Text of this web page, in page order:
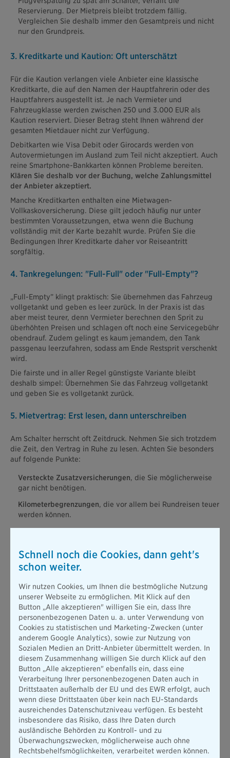
Reservierung. Der Mietpreis bleibt trotzdem fällig.
Vergleichen Sie deshalb immer den Gesamtpreis und nicht
nur den Grundpreis.
3. Kreditkarte und Kaution: Oft unterschätzt
Für die Kaution verlangen viele Anbieter eine klassische
Kreditkarte, die auf den Namen der Hauptfahrerin oder des
Hauptfahrers ausgestellt ist. Je nach Vermieter und
Fahrzeugklasse werden zwischen 250 und 3.000 EUR als
Kaution reserviert. Dieser Betrag steht Ihnen während der
gesamten Mietdauer nicht zur Verfügung.
Debitkarten wie Visa Debit oder Girocards werden von
Autovermietungen im Ausland zum Teil nicht akzeptiert. Auch
reine Smartphone-Bankkarten können Probleme bereiten.
Klären Sie deshalb vor der Buchung, welche Zahlungsmittel
der Anbieter akzeptiert.
Manche Kreditkarten enthalten eine Mietwagen-
Vollkaskoversicherung. Diese gilt jedoch häufig nur unter
bestimmten Voraussetzungen, etwa wenn die Buchung
vollständig mit der Karte bezahlt wurde. Prüfen Sie die
Bedingungen Ihrer Kreditkarte daher vor Reiseantritt
sorgfältig.
4. Tankregelungen: "Full-Full" oder "Full-Empty"?
„Full-Empty” klingt praktisch: Sie übernehmen das Fahrzeug
vollgetankt und geben es leer zurück. In der Praxis ist das
aber meist teurer, denn Vermieter berechnen den Sprit zu
überhöhten Preisen und schlagen oft noch eine Servicegebühr
obendrauf. Zudem gelingt es kaum jemandem, den Tank
passgenau leerzufahren, sodass am Ende Restsprit verschenkt
wird.
Die fairste und in aller Regel günstigste Variante bleibt
deshalb simpel: Übernehmen Sie das Fahrzeug vollgetankt
und geben Sie es vollgetankt zurück.
5. Mietvertrag: Erst lesen, dann unterschreiben
Am Schalter herrscht oft Zeitdruck. Nehmen Sie sich trotzdem
die Zeit, den Vertrag in Ruhe zu lesen. Achten Sie besonders
auf folgende Punkte:
Versteckte Zusatzversicherungen, die Sie möglicherweise
gar nicht benötigen.
Kilometerbegrenzungen, die vor allem bei Rundreisen teuer
werden können.
Grenzübertritte:Nicht jedes Fahrzeug darf ohne
Genehmigung in jedes Land einreisen. Wer unerlaubt eine
Versicherungsschutz. Melden Sie Fahrten in Nachbarländer
deshalb vorab an.
6. Versicherung: Vollkasko ist praktisch unverzichtbar
Jeder Mietwagen kommt mit einer Haftpflichtversicherung.
Diese zahlt allerdings ausschließlich für Schäden, die Sie
anderen zufügen, etwa wenn Sie ein fremdes Fahrzeug
rammen. Schäden am Mietwagen selbst sind damit nicht
gedeckt. Hinzu kommt: Im Ausland liegt die gesetzliche
Mindestdeckung oft deutlich unter deutschem Niveau.
Übersteigt der Schaden diese Summe, haften Sie persönlich
für die Differenz, im schlimmsten Fall bis zur Privatinsolvenz.
Für Schäden am Mietwagen selbst brauchen Sie eine
Vollkaskoversicherung, am besten ohne Selbstbeteiligung.
Achten Sie darauf, dass auch Reifen, Felgen, Glas,
Schnell noch die Cookies, dann geht's
schon weiter.
Wir nutzen Cookies, um Ihnen die bestmögliche Nutzung
unserer Webseite zu ermöglichen. Mit Klick auf den
Button „Alle akzeptieren" willigen Sie ein, dass Ihre
personenbezogenen Daten u. a. unter Verwendung von
Cookies zu statistischen und Marketing-Zwecken (unter
anderem Google Analytics), sowie zur Nutzung von
Sozialen Medien an Dritt-Anbieter übermittelt werden. In
diesem Zusammenhang willigen Sie durch Klick auf den
Button „Alle akzeptieren" ebenfalls ein, dass eine
Verarbeitung Ihrer personenbezogenen Daten auch in
Drittstaaten außerhalb der EU und des EWR erfolgt, auch
wenn diese Drittstaaten über kein nach EU-Standards
ausreichendes Datenschutzniveau verfügen. Es besteht
insbesondere das Risiko, dass Ihre Daten durch
ausländische Behörden zu Kontroll- und zu
Überwachungszwecken, möglicherweise auch ohne
Rechtsbehelfsmöglichkeiten, verarbeitet werden können.